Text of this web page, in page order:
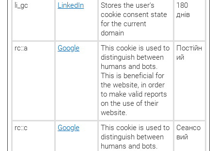
li_gc LinkedIn
Stores the user's
cookie consent state
for the current
domain
180
днів
rc::a Google
This cookie is used to
distinguish between
humans and bots.
This is beneficial for
the website, in order
to make valid reports
on the use of their
website.
Постійн
ий
rc::c Google
This cookie is used to
distinguish between
humans and bots.
Сеансо
вий